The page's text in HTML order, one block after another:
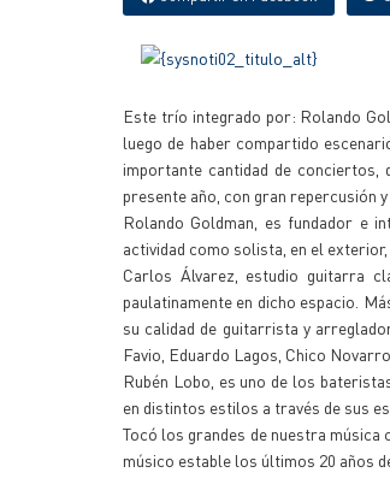
Este trío integrado por: Rolando
luego de haber compartido
importante cantidad de conciertos,
presente año, con gran repercusión
Rolando Goldman, es fundador e
actividad como solista, en el
Carlos Álvarez, estudio guitarra
paulatinamente en dicho espacio.
su calidad de guitarrista y
Favio, Eduardo Lagos, Chico
Rubén Lobo, es uno de los
en distintos estilos a través de sus
Tocó los grandes de nuestra música
músico estable los últimos 20 años